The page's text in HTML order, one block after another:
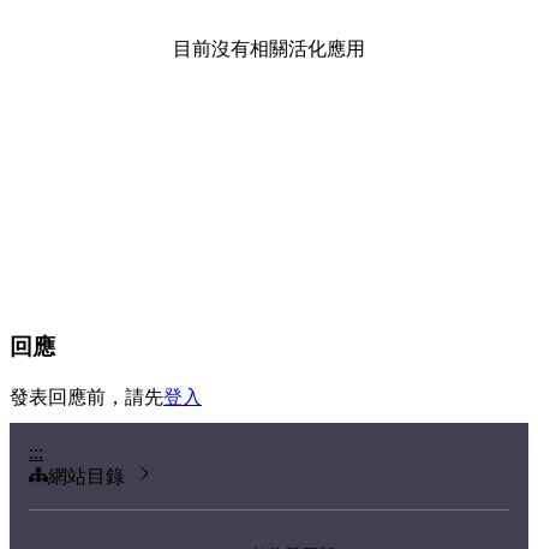
目前沒有相關活化應用
回應
發表回應前，請先登入
:::
網站目錄